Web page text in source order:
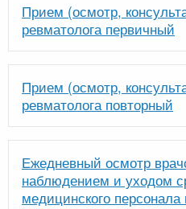
Прием (осмотр,
ревматолога первичный
Прием (осмотр,
ревматолога повторный
Ежедневный осмотр
наблюдением и уходом
медицинского